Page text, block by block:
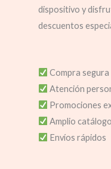
dispositivo y
descuentos
Compra segura
Atención
Promociones
Amplio
Envíos rápidos